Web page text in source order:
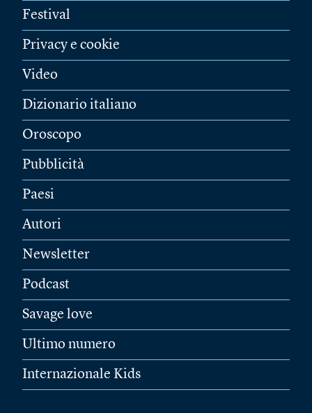
Festival
Privacy e cookie
Video
Dizionario italiano
Oroscopo
Pubblicità
Paesi
Autori
Newsletter
Podcast
Savage love
Ultimo numero
Internazionale Kids